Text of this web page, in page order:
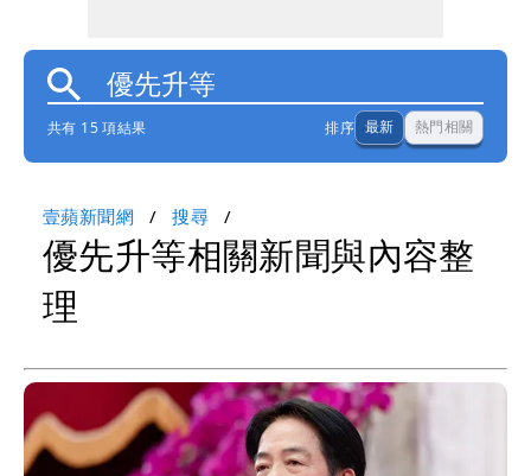
共有 15 項結果 排序 最新 熱門相關
壹蘋新聞網 搜尋
優先升等相關新聞與內容整
理